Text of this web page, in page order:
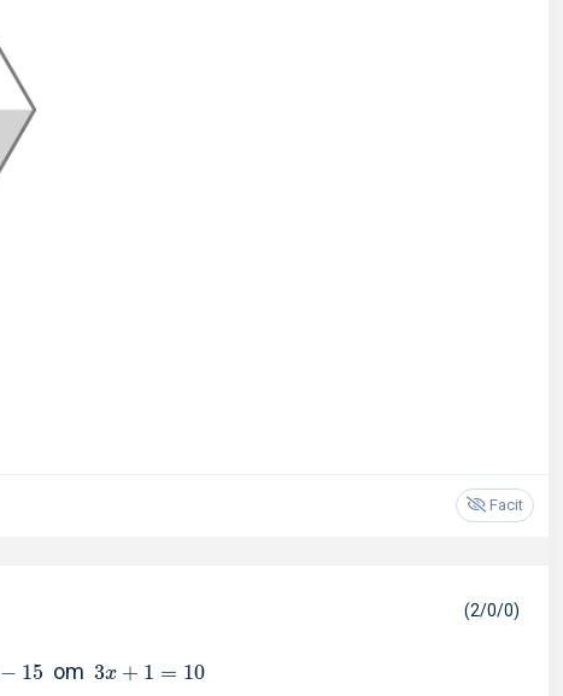
Facit
(2/0/0)
− 15 om3x + 1 = 10